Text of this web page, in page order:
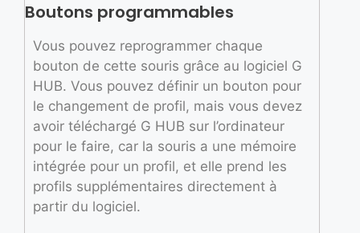
Boutons programmables
Vous pouvez reprogrammer chaque
bouton de cette souris grâce au logiciel G
HUB. Vous pouvez définir un bouton pour
le changement de profil, mais vous devez
avoir téléchargé G HUB sur l’ordinateur
pour le faire, car la souris a une mémoire
intégrée pour un profil, et elle prend les
profils supplémentaires directement à
partir du logiciel.